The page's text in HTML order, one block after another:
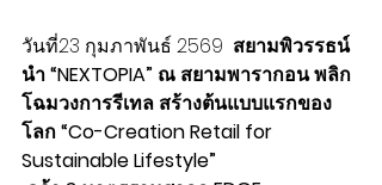
วันที่23 กุมภาพันธ์ 2569 สยามพิวรรธน์
นำ “NEXTOPIA” ณ สยามพารากอน พลิก
โฉมวงการรีเทล สร้างต้นแบบแรกของ
โลก “Co-Creation Retail for
Sustainable Lifestyle”